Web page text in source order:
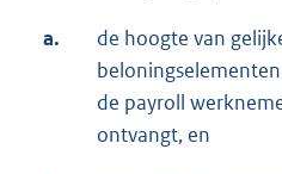
a.
de hoogte van
de payroll
ontvangt, en